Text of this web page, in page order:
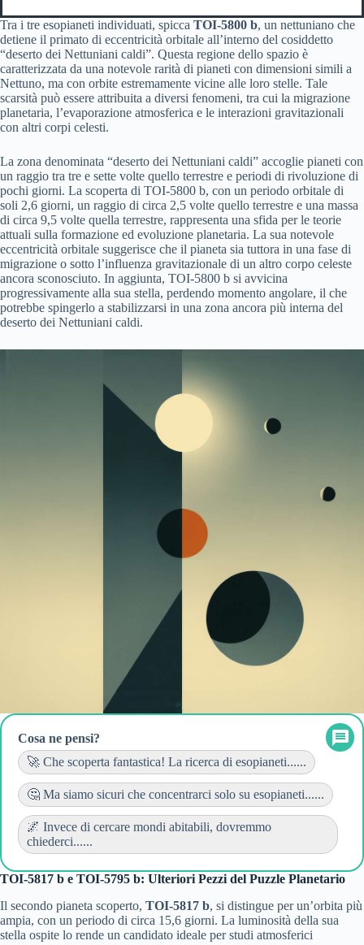
Tra i tre esopianeti individuati, spicca TOI-5800 b, un nettuniano che
detiene il primato di eccentricità orbitale all’interno del cosiddetto
“deserto dei Nettuniani caldi”. Questa regione dello spazio è
caratterizzata da una notevole rarità di pianeti con dimensioni simili a
Nettuno, ma con orbite estremamente vicine alle loro stelle. Tale
scarsità può essere attribuita a diversi fenomeni, tra cui la migrazione
planetaria, l’evaporazione atmosferica e le interazioni gravitazionali
con altri corpi celesti.
La zona denominata “deserto dei Nettuniani caldi” accoglie pianeti con
un raggio tra tre e sette volte quello terrestre e periodi di rivoluzione di
pochi giorni. La scoperta di TOI-5800 b, con un periodo orbitale di
soli 2,6 giorni, un raggio di circa 2,5 volte quello terrestre e una massa
di circa 9,5 volte quella terrestre, rappresenta una sfida per le teorie
attuali sulla formazione ed evoluzione planetaria. La sua notevole
eccentricità orbitale suggerisce che il pianeta sia tuttora in una fase di
migrazione o sotto l’influenza gravitazionale di un altro corpo celeste
ancora sconosciuto. In aggiunta, TOI-5800 b si avvicina
progressivamente alla sua stella, perdendo momento angolare, il che
potrebbe spingerlo a stabilizzarsi in una zona ancora più interna del
deserto dei Nettuniani caldi.
Cosa ne pensi?
🚀 Che scoperta fantastica! La ricerca di esopianeti......
🤔 Ma siamo sicuri che concentrarci solo su esopianeti......
🌌 Invece di cercare mondi abitabili, dovremmo
chiederci......
TOI-5817 b e TOI-5795 b: Ulteriori Pezzi del Puzzle Planetario
Il secondo pianeta scoperto, TOI-5817 b, si distingue per un’orbita più
ampia, con un periodo di circa 15,6 giorni. La luminosità della sua
stella ospite lo rende un candidato ideale per studi atmosferici